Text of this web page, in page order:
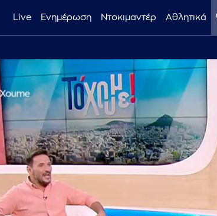
Live Ενημέρωση Ντοκιμαντέρ Αθλητικά